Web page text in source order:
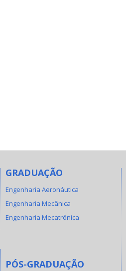
GRADUAÇÃO
Engenharia Aeronáutica
Engenharia Mecânica
Engenharia Mecatrônica
PÓS-GRADUAÇÃO